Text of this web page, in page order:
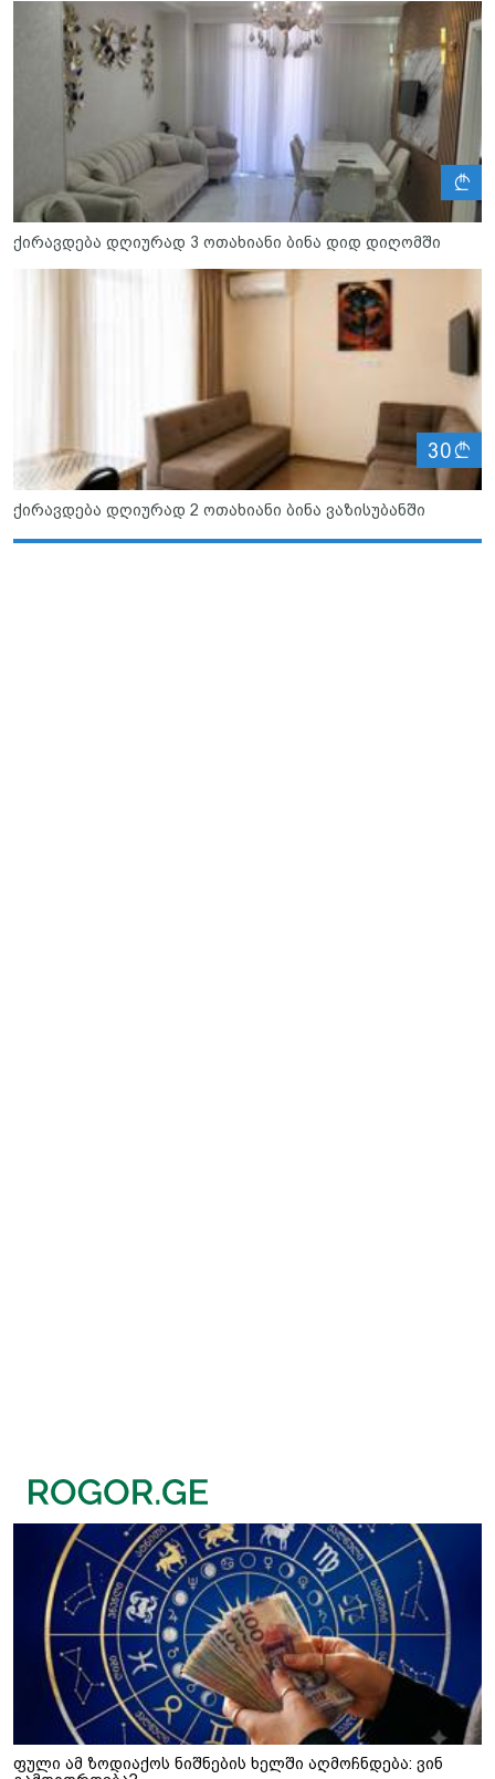
ქირავდება დღიურად 3 ოთახიანი ბინა დიდ დიღომში
30
ქირავდება დღიურად 2 ოთახიანი ბინა ვაზისუბანში
ფული ამ ზოდიაქოს ნიშნების ხელში აღმოჩნდება: ვინ